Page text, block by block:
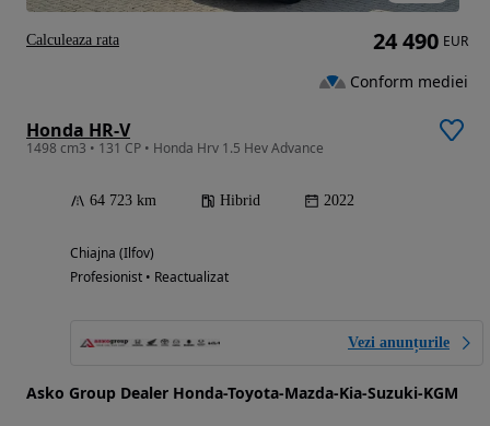
Honda HR-V
1498 cm3 • 131 CP • Honda Hrv 1.5 Hev Advance
64 723 km Hibrid 2022
Chiajna (Ilfov)
Profesionist • Reactualizat
Vezi anunțurile
Asko Group Dealer Honda-Toyota-Mazda-Kia-Suzuki-KGM
24 490 EUR
Conform mediei
Calculeaza rata